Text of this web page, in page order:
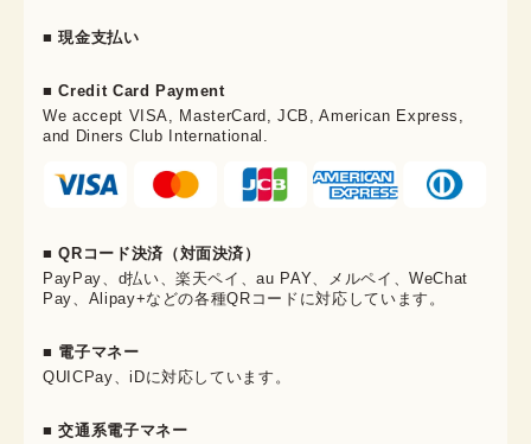
■ 現金支払い
■ Credit Card Payment
We accept VISA, MasterCard, JCB, American Express,
and Diners Club International.
■ QRコード決済（対面決済）
PayPay、d払い、楽天ペイ、au PAY、メルペイ、WeChat
Pay、Alipay+などの各種QRコードに対応しています。
■ 電子マネー
QUICPay、iDに対応しています。
■ 交通系電子マネー